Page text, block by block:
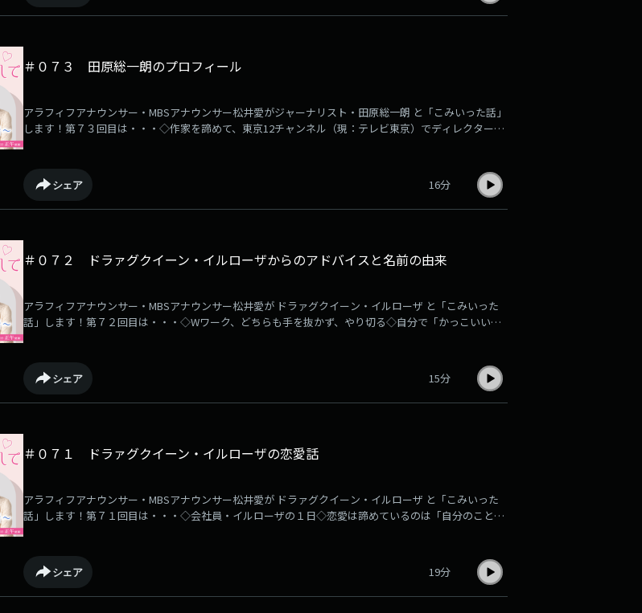
＃０７３ 田原総一朗のプロフィール
アラフィフアナウンサー・MBSアナウンサー松井愛がジャーナリスト・田原総一朗 と「こみいった話」
します！第７３回目は・・・◇作家を諦めて、東京12チャンネル（現：テレビ東京）でディレクターに
◇過激な番組作りエピソード◇田原総一朗の交友関係他・・・
シェア 16分
＃０７２ ドラァグクイーン・イルローザからのアドバイスと名前の由来
アラフィフアナウンサー・MBSアナウンサー松井愛が ドラァグクイーン・イルローザ と「こみいった
話」します！第７２回目は・・・◇Wワーク、どちらも手を抜かず、やり切る◇自分で「かっこいい」
と思う生き方をしたい◇メイクは好きではなく、研究もしない「イルローザ」の顔しか作れない
シェア 15分
＃０７１ ドラァグクイーン・イルローザの恋愛話
アラフィフアナウンサー・MBSアナウンサー松井愛が ドラァグクイーン・イルローザ と「こみいった
話」します！第７１回目は・・・◇会社員・イルローザの１日◇恋愛は諦めているのは「自分のことが
いちばん好きだから！」◇今までの「恋愛」について◇大好きなキックボクサー・武尊さんについて
シェア 19分